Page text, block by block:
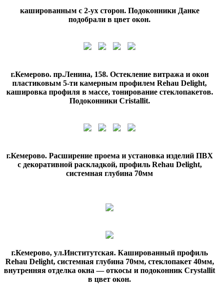
кашированным с 2-ух сторон. Подоконники Данке
подобрали в цвет окон.
г.Кемерово. пр.Ленина, 158. Остекление витража и окон
пластиковым 5-ти камерным профилем Rehau Delight,
кашировка профиля в массе, тонирование стеклопакетов.
Подоконники Cristallit.
г.Кемерово. Расширение проема и установка изделий ПВХ
с декоративной раскладкой, профиль Rehau Delight,
системная глубина 70мм
г.Кемерово, ул.Институтская. Кашированный профиль
Rehau Delight, системная глубина 70мм, стеклопакет 40мм,
внутренняя отделка окна — откосы и подоконник Crystallit
в цвет окон.